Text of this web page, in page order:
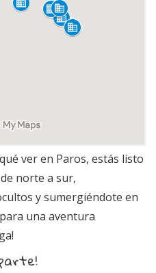
ver en Paros, estás listo
norte a sur,
y sumergiéndote en
una aventura